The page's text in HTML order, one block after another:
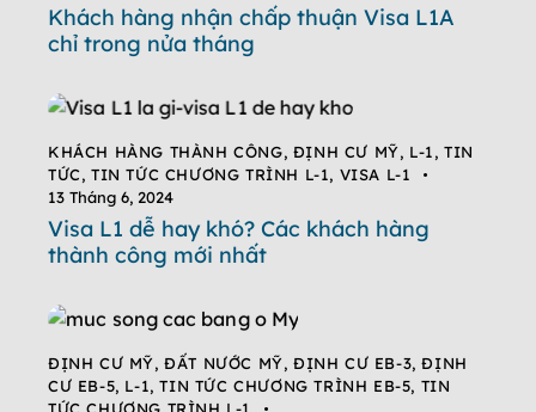
Khách hàng nhận chấp thuận Visa L1A
chỉ trong nửa tháng
KHÁCH HÀNG THÀNH CÔNG, ĐỊNH CƯ MỸ, L-1,TIN
TỨC,TIN TỨC CHƯƠNG TRÌNH L-1, VISA L-1
13 Tháng 6, 2024
Visa L1 dễ hay khó? Các khách hàng
thành công mới nhất
ĐỊNH CƯ MỸ,ĐẤT NƯỚC MỸ,ĐỊNH CƯ EB-3,ĐỊNH
CƯ EB-5, L-1,TIN TỨC CHƯƠNG TRÌNH EB-5, TIN